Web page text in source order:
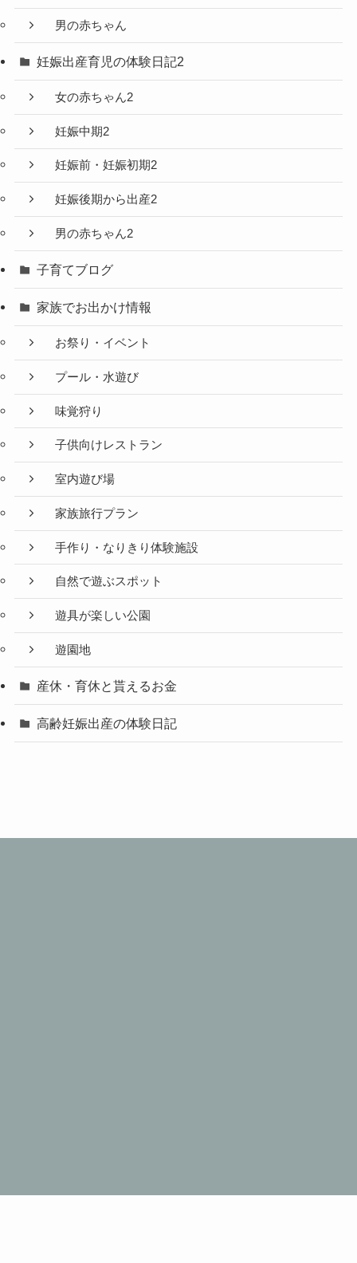
男の赤ちゃん
妊娠出産育児の体験日記2
女の赤ちゃん2
妊娠中期2
妊娠前・妊娠初期2
妊娠後期から出産2
男の赤ちゃん2
子育てブログ
家族でお出かけ情報
お祭り・イベント
プール・水遊び
味覚狩り
子供向けレストラン
室内遊び場
家族旅行プラン
手作り・なりきり体験施設
自然で遊ぶスポット
遊具が楽しい公園
遊園地
産休・育休と貰えるお金
高齢妊娠出産の体験日記